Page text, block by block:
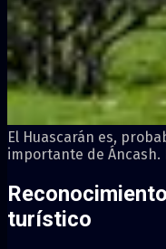
El Huascarán es,
importante de Áncash.
turístico